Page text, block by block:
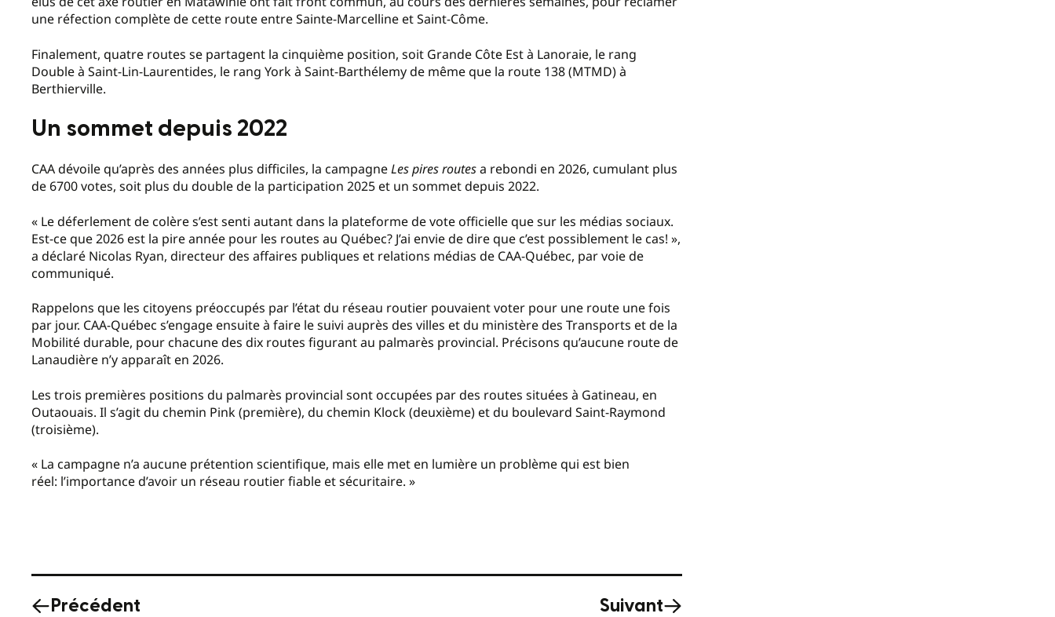
une réfection complète de cette route entre Sainte-Marcelline et Saint-Côme.
Finalement, quatre routes se partagent la cinquième position, soit Grande Côte Est à Lanoraie, le rang
Double à Saint-Lin-Laurentides, le rang York à Saint-Barthélemy de même que la route 138 (MTMD) à
Berthierville.
Un sommet depuis 2022
CAA dévoile qu’après des années plus difficiles, la campagneLes pires routesa rebondi en 2026, cumulant plus
de 6700 votes, soit plus du double de la participation 2025 et un sommet depuis 2022.
« Le déferlement de colère s’est senti autant dans la plateforme de vote officielle que sur les médias sociaux.
Est-ce que 2026 est la pire année pour les routes au Québec? J’ai envie de dire que c’est possiblement le cas! »,
a déclaré Nicolas Ryan, directeur des affaires publiques et relations médias​ de CAA-Québec, par voie de
communiqué.
Rappelons que les citoyens préoccupés par l’état du réseau routier pouvaient voter pour une route une fois
par jour. CAA-Québec s’engage ensuite à faire le suivi auprès des villes et du ministère des Transports et de la
Mobilité durable, pour chacune des dix routes figurant au palmarès provincial. Précisons qu’aucune route de
Lanaudière n’y apparaît en 2026.
Les trois premières positions du palmarès provincial sont occupées par des routes situées à Gatineau, en
Outaouais. Il s’agit du chemin Pink (première), du chemin Klock (deuxième) et du boulevard Saint-Raymond
(troisième).
« La campagne n’a aucune prétention scientifique, mais elle met en lumière un problème qui est bien
réel: l’importance d’avoir un réseau routier fiable et sécuritaire. »
Précédent Suivant